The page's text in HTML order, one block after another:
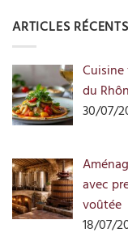
ARTICLES RÉCENTS
du
30/07/
avec
voûtée
18/07/